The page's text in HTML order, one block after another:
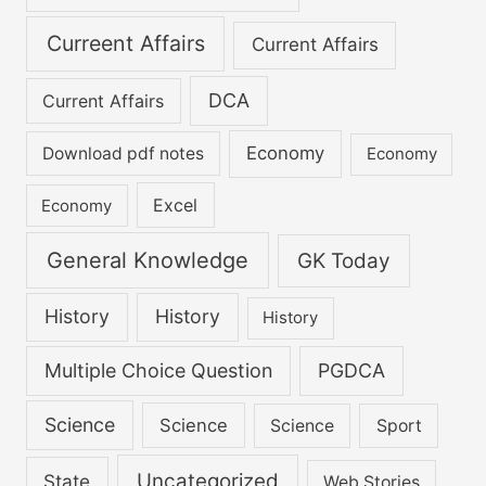
Curreent Affairs Current Affairs
Current Affairs DCA
Download pdf notes Economy Economy
Economy Excel
General Knowledge GK Today
History History History
Multiple Choice Question PGDCA
Science Science Science Sport
State Uncategorized Web Stories